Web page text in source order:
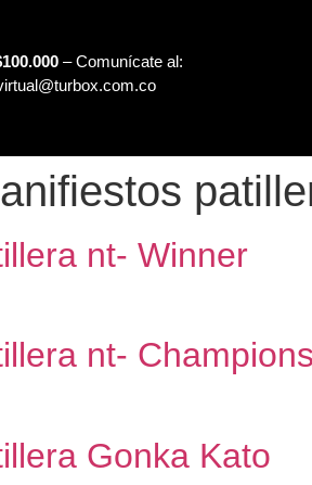
– Comunícate al:
nt- Winner
nt- Champions
Gonka Kato